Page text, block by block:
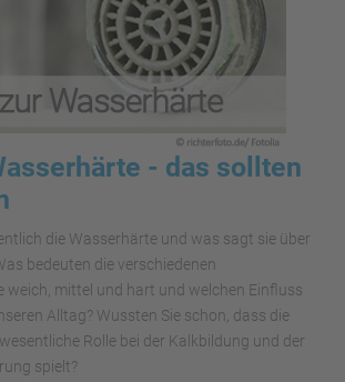
- das sollten
die Wasserhärte und was sagt sie über
bedeuten die verschiedenen
weich, mittel und hart und welchen Einfluss
Alltag? Wussten Sie schon, dass die
Rolle bei der Kalkbildung und der
spielt?